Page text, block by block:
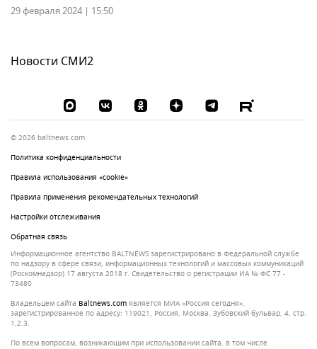
29 февраля 2024 | 15:50
Новости СМИ2
© 2026 baltnews.com
Политика конфиденциальности
Правила использования «cookie»
Правила применения рекомендательных технологий
Настройки отслеживания
Обратная связь
Информационное агентство BALTNEWS зарегистрировано в Федеральной службе
по надзору в сфере связи, информационных технологий и массовых коммуникаций
(Роскомнадзор) 17 августа 2018 г. Свидетельство о регистрации ИА № ФС 77 -
73480
Владельцем сайта
baltnews.com является МИА «Россия сегодня»,
зарегистрированное по адресу: 119021, Россия, Москва, Зубовский бульвар, 4, стр.
1,2.3.
По всем вопросам, возникающим при использовании сайта, в том числе